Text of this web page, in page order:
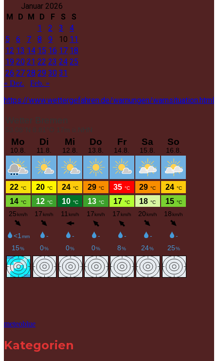
Januar 2026
M
D M D F S
S
1
2 3
4
5
6 7 8 9 10 11
12 13 14 15 16 17 18
19 20 21 22 23 24 25
26 27 28 29 30 31
« Dez. Feb. »
https://www.wettergefahren.de/warnungen/warnsituation.html
meteoblue
Kategorien